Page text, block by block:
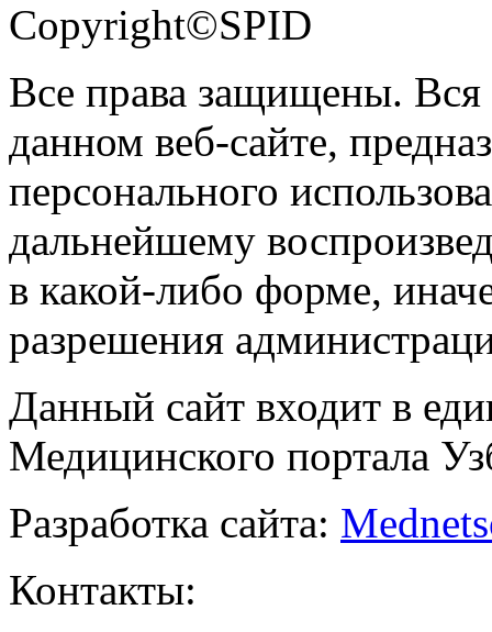
Copyright©SPID
Все права защищены.
данном веб-сайте,
персонального
дальнейшему
в какой-либо форме,
разрешения
Данный сайт входит в
Медицинского портала
Разработка сайта:
Контакты: